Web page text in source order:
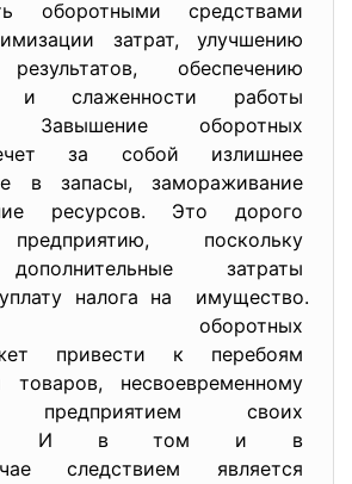
оборотными средствами
затрат, улучшению
обеспечению
и слаженности работы
Завышение оборотных
за собой излишнее
в запасы, замораживание
ресурсов. Это дорого
поскольку
затраты
налога на имущество.
оборотных
привести к перебоям
товаров, несвоевременному
предприятием своих
И в том и в
следствием является